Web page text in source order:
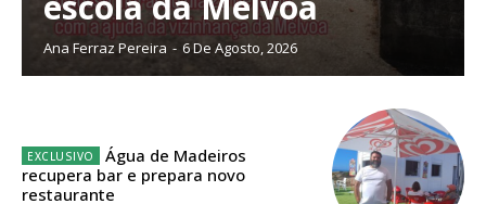
público!
Sendo assinante terá acesso a todos os conteúdos exclusivos e versões
digitais.
Ana Ferraz Pereira - 6 De Agosto, 2026
Água de Madeiros
recupera bar e prepara novo
restaurante